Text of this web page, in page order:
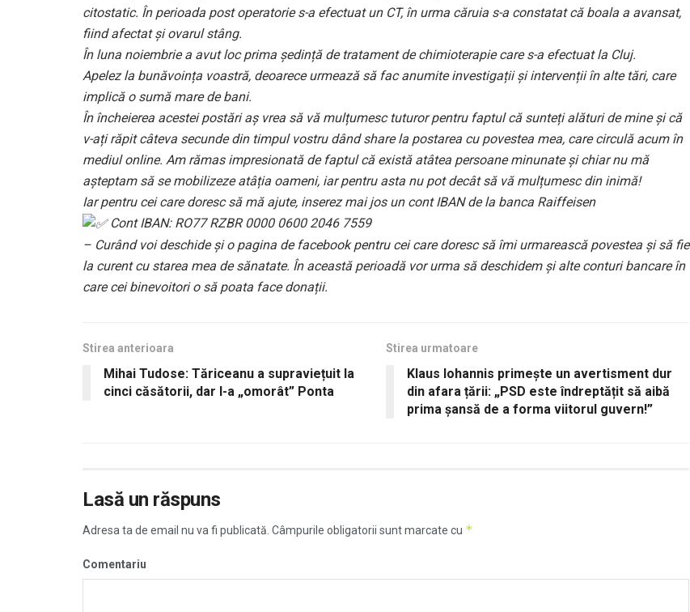
citostatic. În perioada post operatorie s-a efectuat un CT, în urma căruia s-a constatat că boala a avansat,
fiind afectat și ovarul stâng.
În luna noiembrie a avut loc prima ședință de tratament de chimioterapie care s-a efectuat la Cluj.
Apelez la bunăvoința voastră, deoarece urmează să fac anumite investigații și intervenții în alte tări, care
implică o sumă mare de bani.
În încheierea acestei postări aș vrea să vă mulțumesc tuturor pentru faptul că sunteți alături de mine și că
v-ați răpit câteva secunde din timpul vostru dând share la postarea cu povestea mea, care circulă acum în
mediul online. Am rămas impresionată de faptul că există atâtea persoane minunate și chiar nu mă
așteptam să se mobilizeze atâția oameni, iar pentru asta nu pot decât să vă mulțumesc din inimă!
Iar pentru cei care doresc să mă ajute, inserez mai jos un cont IBAN de la banca Raiffeisen
Cont IBAN: RO77 RZBR 0000 0600 2046 7559
– Curând voi deschide și o pagina de facebook pentru cei care doresc să îmi urmarească povestea și să fie
la curent cu starea mea de sănatate. În această perioadă vor urma să deschidem și alte conturi bancare în
care cei binevoitori o să poata face donații.
Stirea anterioara
Mihai Tudose: Tăriceanu a supraviețuit la
cinci căsătorii, dar l-a „omorât” Ponta
Stirea urmatoare
Klaus Iohannis primește un avertisment dur
din afara țării: „PSD este îndreptățit să aibă
prima șansă de a forma viitorul guvern!”
Lasă un răspuns
Adresa ta de email nu va fi publicată. Câmpurile obligatorii sunt marcate cu *
Comentariu